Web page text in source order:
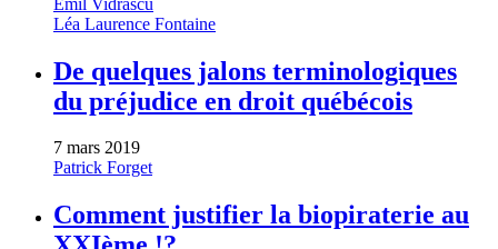
Léa Laurence Fontaine
De quelques jalons terminologiques
du préjudice en droit québécois
7 mars 2019
Patrick Forget
Comment justifier la biopiraterie au